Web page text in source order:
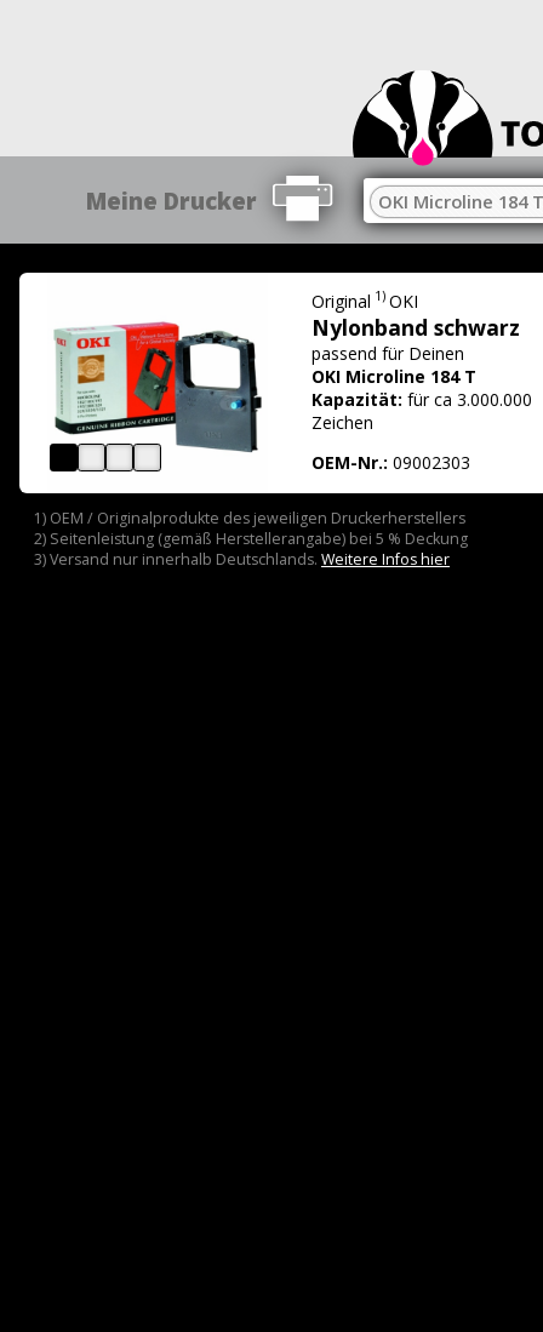
Meine Drucker OKI Microline 184 T
Original 1) OKI
Nylonband schwarz
passend für Deinen
OKI Microline 184 T
Kapazität: für ca 3.000.000
Zeichen
OEM-Nr.: 09002303
1) OEM / Originalprodukte des jeweiligen Druckerherstellers
2) Seitenleistung (gemäß Herstellerangabe) bei 5 % Deckung
3) Versand nur innerhalb Deutschlands. Weitere Infos hier